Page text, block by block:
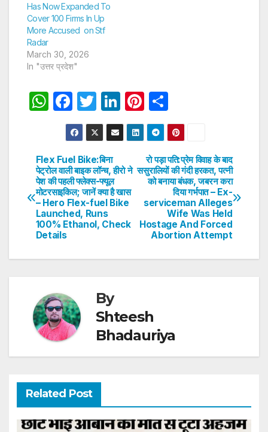
Has Now Expanded To
Cover 100 Firms In Up
More Accused on Stf
Radar
March 30, 2026
In "उत्तर प्रदेश"
W
s
A
p
p
F
a
c
e
b
o
o
k
T
w
itt
er
Li
n
k
dI
n
Pi
nt
er
e
st
h
ar
e
Post
navigation
रो पड़ा पति:प्रेम विवाह के बाद
ससुरालियों की गंदी हरकत, पत्नी
को बनाया बंधक, जबरन करा
दिया गर्भपात – Ex-
serviceman Alleges
Wife Was Held
Hostage And Forced
Abortion Attempt
Flex Fuel Bike:बिना
पेट्रोल वाली बाइक लॉन्च, हीरो ने
पेश की पहली फ्लेक्स-फ्यूल
मोटरसाइकिल; जानें क्या है खास
– Hero Flex-fuel Bike
Launched, Runs
100% Ethanol, Check
Details
By
Shteesh
Bhadauriya
Related Post